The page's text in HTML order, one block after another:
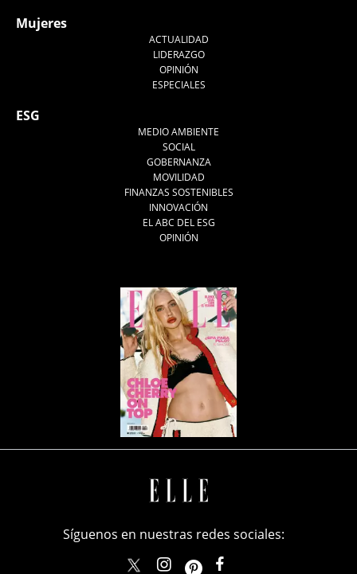
Mujeres
ACTUALIDAD
LIDERAZGO
OPINIÓN
ESPECIALES
ESG
MEDIO AMBIENTE
SOCIAL
GOBERNANZA
MOVILIDAD
FINANZAS SOSTENIBLES
INNOVACIÓN
EL ABC DEL ESG
OPINIÓN
Síguenos en nuestras redes sociales:
elle_mexicoellemexico